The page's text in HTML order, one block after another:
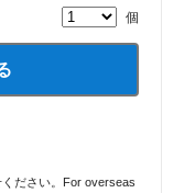
個
ださい。For overseas